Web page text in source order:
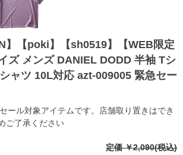
】【poki】【sh0519】【WEB限定
ズ メンズ DANIEL DODD 半袖 Tシ
ャツ 10L対応 azt-009005 緊急セー
ール対象アイテムです。店舗取り置きはでき
ご了承ください
定価 ￥2,090(税込)